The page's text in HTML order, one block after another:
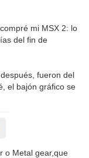
mi MSX 2: lo
del fin de
fueron del
el bajón gráfico se
o Metal gear,que